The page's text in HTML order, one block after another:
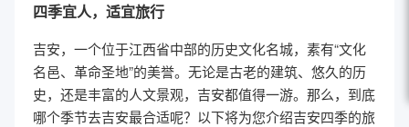
四季宜人，适宜旅行
吉安，一个位于江西省中部的历史文化名城，素有“文化
名邑、革命圣地”的美誉。无论是古老的建筑、悠久的历
史，还是丰富的人文景观，吉安都值得一游。那么，到底
哪个季节去吉安最合适呢？以下将为您介绍吉安四季的旅